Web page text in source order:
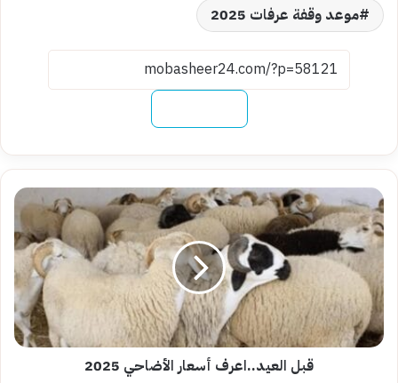
موعد وقفة عرفات 2025
قبل
العيد..اعرف
أسعار
الأضاحي
2025
قبل العيد..اعرف أسعار الأضاحي 2025